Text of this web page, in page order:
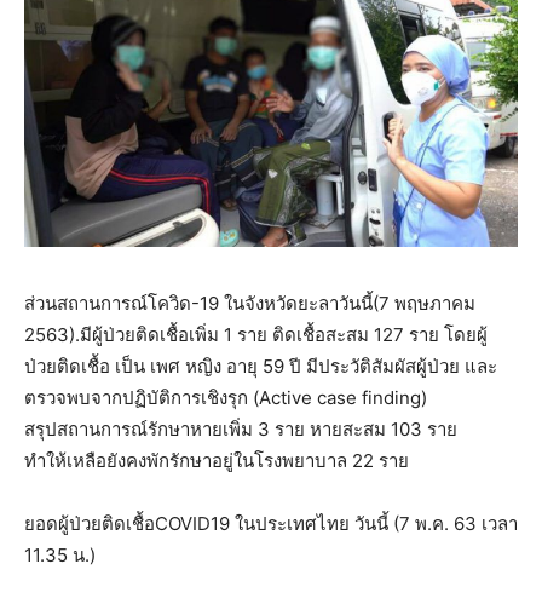
ส่วนสถานการณ์โควิด-19 ในจังหวัดยะลาวันนี้(7 พฤษภาคม
2563).มีผู้ป่วยติดเชื้อเพิ่ม 1 ราย ติดเชื้อสะสม 127 ราย โดยผู้
ป่วยติดเชื้อ เป็น เพศ หญิง อายุ 59 ปี มีประวัติสัมผัสผู้ป่วย และ
ตรวจพบจากปฏิบัติการเชิงรุก (Active case finding)
สรุปสถานการณ์รักษาหายเพิ่ม 3 ราย หายสะสม 103 ราย
ทำให้เหลือยังคงพักรักษาอยู่ในโรงพยาบาล 22 ราย
ยอดผู้ป่วยติดเชื้อCOVID19 ในประเทศไทย วันนี้ (7 พ.ค. 63 เวลา
11.35 น.)